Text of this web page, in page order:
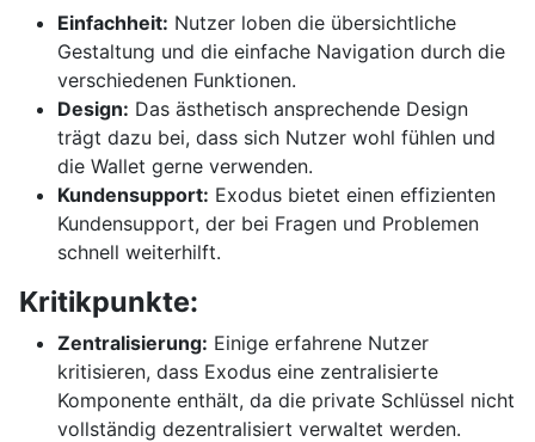
Einfachheit: Nutzer loben die übersichtliche
Gestaltung und die einfache Navigation durch die
verschiedenen Funktionen.
Design: Das ästhetisch ansprechende Design
trägt dazu bei, dass sich Nutzer wohl fühlen und
die Wallet gerne verwenden.
Kundensupport: Exodus bietet einen effizienten
Kundensupport, der bei Fragen und Problemen
schnell weiterhilft.
Kritikpunkte:
Zentralisierung: Einige erfahrene Nutzer
kritisieren, dass Exodus eine zentralisierte
Komponente enthält, da die private Schlüssel nicht
vollständig dezentralisiert verwaltet werden.